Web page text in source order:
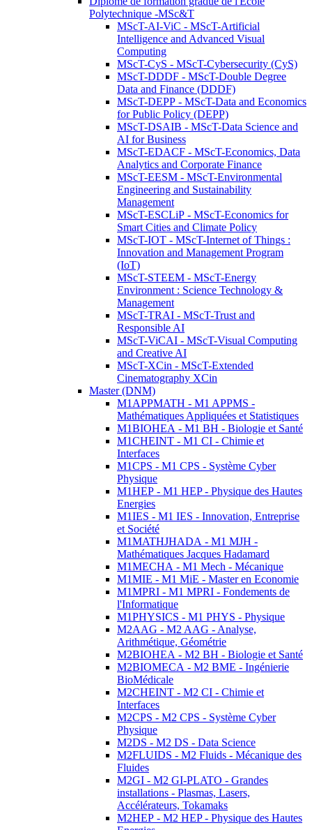
Polytechnique -MSc&T
MScT-AI-ViC - MScT-Artificial
Intelligence and Advanced Visual
Computing
MScT-CyS - MScT-Cybersecurity (CyS)
MScT-DDDF - MScT-Double Degree
Data and Finance (DDDF)
MScT-DEPP - MScT-Data and Economics
for Public Policy (DEPP)
MScT-DSAIB - MScT-Data Science and
AI for Business
MScT-EDACF - MScT-Economics, Data
Analytics and Corporate Finance
MScT-EESM - MScT-Environmental
Engineering and Sustainability
Management
MScT-ESCLiP - MScT-Economics for
Smart Cities and Climate Policy
MScT-IOT - MScT-Internet of Things :
Innovation and Management Program
(IoT)
MScT-STEEM - MScT-Energy
Environment : Science Technology &
Management
MScT-TRAI - MScT-Trust and
Responsible AI
MScT-ViCAI - MScT-Visual Computing
and Creative AI
MScT-XCin - MScT-Extended
Cinematography XCin
Master (DNM)
M1APPMATH - M1 APPMS -
Mathématiques Appliquées et Statistiques
M1BIOHEA - M1 BH - Biologie et Santé
M1CHEINT - M1 CI - Chimie et
Interfaces
M1CPS - M1 CPS - Système Cyber
Physique
M1HEP - M1 HEP - Physique des Hautes
Energies
M1IES - M1 IES - Innovation, Entreprise
et Société
M1MATHJHADA - M1 MJH -
Mathématiques Jacques Hadamard
M1MECHA - M1 Mech - Mécanique
M1MIE - M1 MiE - Master en Economie
M1MPRI - M1 MPRI - Fondements de
l'Informatique
M1PHYSICS - M1 PHYS - Physique
M2AAG - M2 AAG - Analyse,
Arithmétique, Géométrie
M2BIOHEA - M2 BH - Biologie et Santé
M2BIOMECA - M2 BME - Ingénierie
BioMédicale
M2CHEINT - M2 CI - Chimie et
Interfaces
M2CPS - M2 CPS - Système Cyber
Physique
M2DS - M2 DS - Data Science
M2FLUIDS - M2 Fluids - Mécanique des
Fluides
M2GI - M2 GI-PLATO - Grandes
installations - Plasmas, Lasers,
Accélérateurs, Tokamaks
M2HEP - M2 HEP - Physique des Hautes